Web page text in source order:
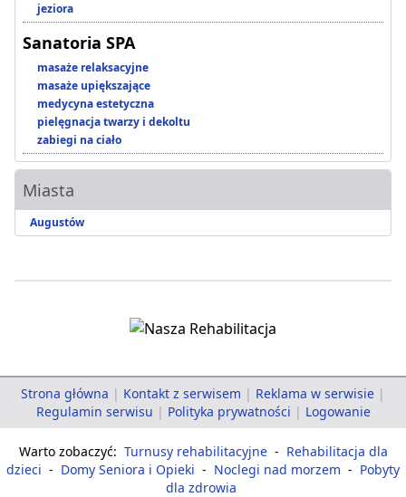
jeziora
Sanatoria SPA
masaże relaksacyjne
masaże upiększające
medycyna estetyczna
pielęgnacja twarzy i dekoltu
zabiegi na ciało
Miasta
Augustów
Strona główna | Kontakt z serwisem | Reklama w serwisie |
Regulamin serwisu | Polityka prywatności | Logowanie
Warto zobaczyć: Turnusy rehabilitacyjne - Rehabilitacja dla
dzieci - Domy Seniora i Opieki - Noclegi nad morzem - Pobyty
dla zdrowia